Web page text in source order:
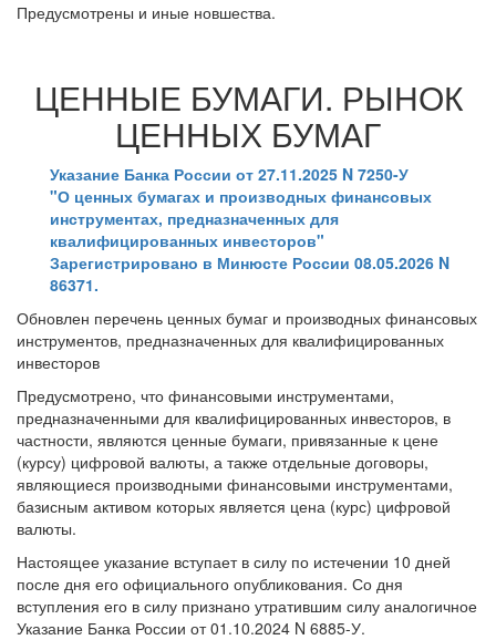
Предусмотрены и иные новшества.
ЦЕННЫЕ БУМАГИ. РЫНОК
ЦЕННЫХ БУМАГ
Указание Банка России от 27.11.2025 N 7250-У
"О ценных бумагах и производных финансовых
инструментах, предназначенных для
квалифицированных инвесторов"
Зарегистрировано в Минюсте России 08.05.2026 N
86371.
Обновлен перечень ценных бумаг и производных финансовых
инструментов, предназначенных для квалифицированных
инвесторов
Предусмотрено, что финансовыми инструментами,
предназначенными для квалифицированных инвесторов, в
частности, являются ценные бумаги, привязанные к цене
(курсу) цифровой валюты, а также отдельные договоры,
являющиеся производными финансовыми инструментами,
базисным активом которых является цена (курс) цифровой
валюты.
Настоящее указание вступает в силу по истечении 10 дней
после дня его официального опубликования. Со дня
вступления его в силу признано утратившим силу аналогичное
Указание Банка России от 01.10.2024 N 6885-У.